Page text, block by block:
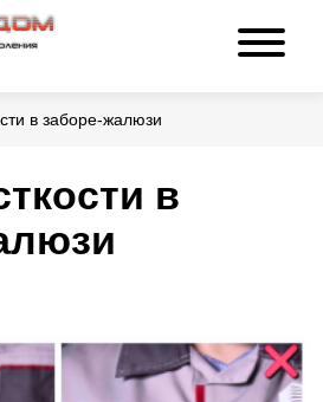
в заборе-жалюзи
в